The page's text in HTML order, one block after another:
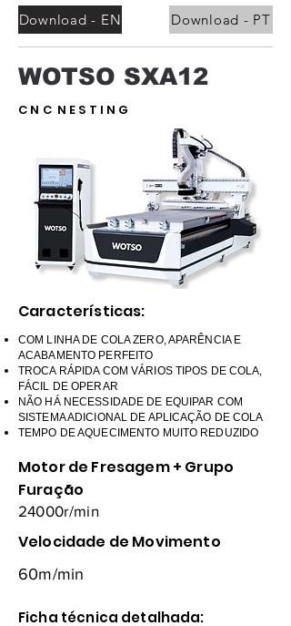
Download - EN Download - PT
WOTSO SXA12
C N C N E S T I N G
Características:
COM LINHA DE COLA ZERO, APARÊNCIA E
ACABAMENTO PERFEITO
TROCA RÁPIDA COM VÁRIOS TIPOS DE COLA,
FÁCIL DE OPERAR
NÃO HÁ NECESSIDADE DE EQUIPAR COM
SISTEMA ADICIONAL DE APLICAÇÃO DE COLA
TEMPO DE AQUECIMENTO MUITO REDUZIDO
Motor de Fresagem + Grupo
Furação
24000r/min
Velocidade de Movimento
60m/min
Ficha técnica detalhada: